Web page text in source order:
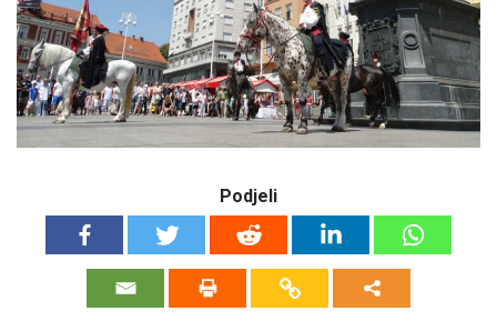
Podjeli